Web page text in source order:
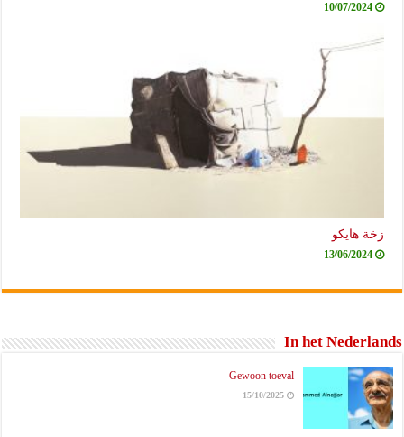
10/07/2024
زخة هايكو
13/06/2024
In het Nederlands
Gewoon toeval
15/10/2025